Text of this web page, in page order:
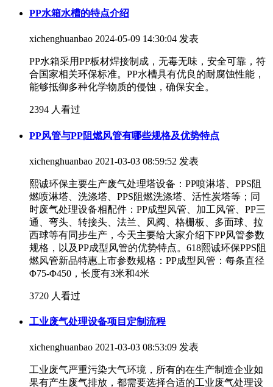
PP水箱水槽的特点介绍
xichenghuanbao 2024-05-09 14:30:04 发表
PP水箱采用PP板材焊接制成，无毒无味，安全可靠，符
合国家相关环保标准。PP水槽具有优良的耐腐蚀性能，
能够抵御多种化学物质的侵蚀，确保安全。
2394 人看过
PP风管与PP阻燃风管有哪些规格及优势特点
xichenghuanbao 2021-03-03 08:59:52 发表
熙诚环保主要生产废气处理塔设备：PP喷淋塔、PPS阻
燃喷淋塔、洗涤塔、PPS阻燃洗涤塔、活性炭塔等；同
时废气处理设备相配件：PP成型风管、加工风管、PP三
通、弯头、转接头、法兰、风阀、格栅板、多面球、拉
西球等有同步生产，今天主要给大家介绍下PP风管参数
规格，以及PP成型风管的优势特点。618熙诚环保PPS阻
燃风管新品特惠上市参数规格：PP成型风管：每条直径
Φ75-Φ450，长度有3米和4米
3720 人看过
工业废气处理设备项目定制流程
xichenghuanbao 2021-03-03 08:53:09 发表
工业废气严重污染大气环境，所有的在生产制造企业如
果有产生废气排放，都需要选择合适的工业废气处理设